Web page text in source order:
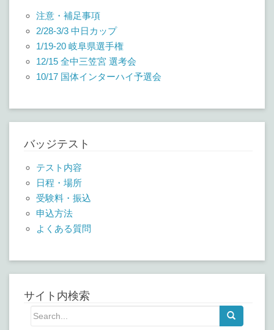
注意・補足事項
2/28-3/3 中日カップ
1/19-20 岐阜県選手権
12/15 全中三笠宮 選考会
10/17 国体インターハイ予選会
バッジテスト
テスト内容
日程・場所
受験料・振込
申込方法
よくある質問
サイト内検索